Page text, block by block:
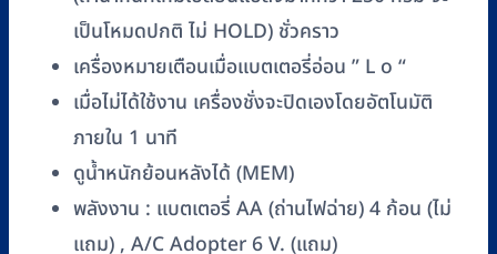
เป็นโหมดปกติ ไม่ HOLD) ชั่วคราว
เครื่องหมายเตือนเมื่อแบตเตอรี่อ่อน ” L o “
เมื่อไม่ได้ใช้งาน เครื่องชั่งจะปิดเองโดยอัตโนมัติ
ภายใน 1 นาที
ดูน้ำหนักย้อนหลังได้ (MEM)
พลังงาน : แบตเตอรี่ AA (ถ่านไฟฉ่าย) 4 ก้อน (ไม่
แถม) , A/C Adopter 6 V. (แถม)